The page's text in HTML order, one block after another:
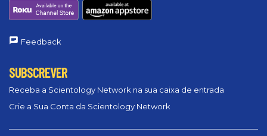
Feedback
SUBSCREVER
Receba a Scientology Network na sua caixa de entrada
Crie a Sua Conta da Scientology Network